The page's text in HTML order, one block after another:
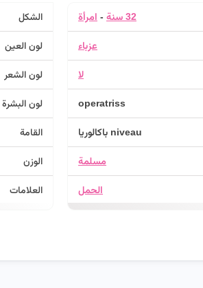
32 سنة - امرأة
عزباء
لا
operatriss
niveau باكالوريا
مسلمة
الحمل
الشكل
لون العين
لون الشعر
لون البشرة
القامة
الوزن
العلامات